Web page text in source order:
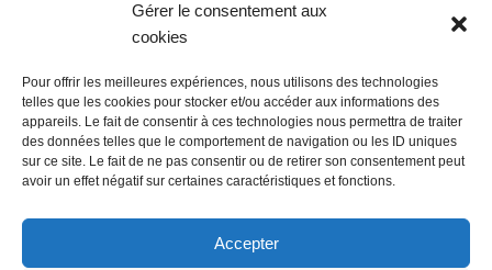
Gérer le consentement aux
cookies
Pour offrir les meilleures expériences, nous utilisons des technologies
telles que les cookies pour stocker et/ou accéder aux informations des
appareils. Le fait de consentir à ces technologies nous permettra de traiter
des données telles que le comportement de navigation ou les ID uniques
sur ce site. Le fait de ne pas consentir ou de retirer son consentement peut
avoir un effet négatif sur certaines caractéristiques et fonctions.
Accepter